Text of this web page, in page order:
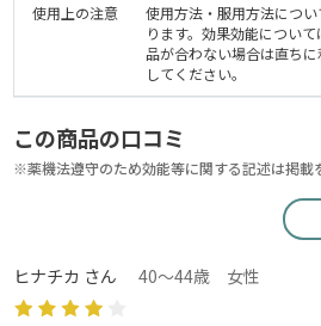
使用上の注意
使用方法・服用方法につ
ります。効果効能につい
品が合わない場合は直ち
してください。
この商品の口コミ
※薬機法遵守のため効能等に関する記述は掲載
ヒナチカ さん 40～44歳 女性